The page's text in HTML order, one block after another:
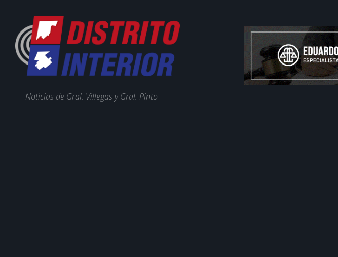
Noticias de Gral. Villegas y Gral. Pinto